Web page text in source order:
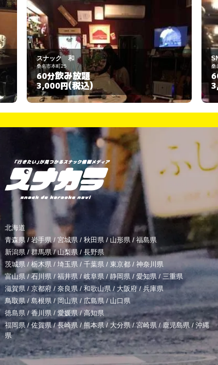
)
SNACK ＳＭＩＬＥ
桑名市三ツ矢橋39-15
60分 飲み放題
3,000円(税込)
北海道
青森県 / 岩手県/ 宮城県 / 秋田県 / 山形県/ 福島県
新潟県 /群馬県/山梨県 / 長野県
茨城県 / 栃木県 / 埼玉県 / 千葉県 / 東京都 / 神奈川県
富山県 /石川県/福井県/岐阜県 / 静岡県 / 愛知県 / 三重県
滋賀県 / 京都府 / 奈良県 / 和歌山県/ 大阪府 /兵庫県
鳥取県/ 島根県 /岡山県/ 広島県 / 山口県
徳島県 /香川県 / 愛媛県/高知県
福岡県/佐賀県/長崎県 /熊本県/ 大分県/宮崎県 /鹿児島県 / 沖縄
県